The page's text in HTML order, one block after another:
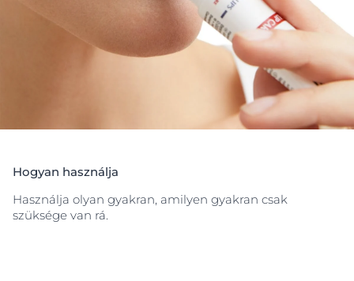
A balzsam illat- és tartósítószermentes, speciális
applikátorának köszönhetően könnyen felvihető. 3
éves kortól használható.
Hogyan használja
Használja olyan gyakran, amilyen gyakran csak
szüksége van rá.